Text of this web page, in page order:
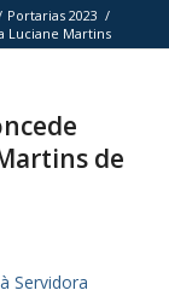
Portarias 2023 /
Luciane Martins
de
Servidora